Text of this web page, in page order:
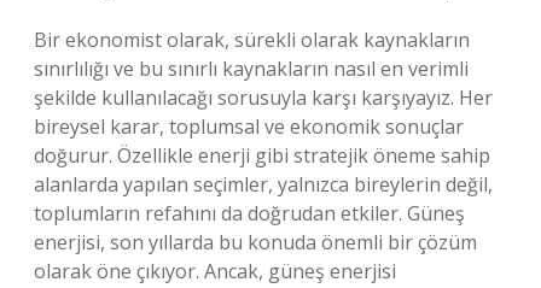
Bir ekonomist olarak, sürekli olarak kaynakların
sınırlılığı ve bu sınırlı kaynakların nasıl en verimli
şekilde kullanılacağı sorusuyla karşı karşıyayız. Her
bireysel karar, toplumsal ve ekonomik sonuçlar
doğurur. Özellikle enerji gibi stratejik öneme sahip
alanlarda yapılan seçimler, yalnızca bireylerin değil,
toplumların refahını da doğrudan etkiler. Güneş
enerjisi, son yıllarda bu konuda önemli bir çözüm
olarak öne çıkıyor. Ancak, güneş enerjisi